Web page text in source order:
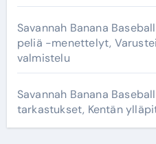
Savannah Banana
peliä -menettelyt,
valmistelu
Savannah Banana
tarkastukset, Kentän